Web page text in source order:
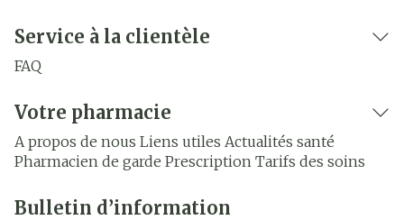
Service à la clientèle
FAQ
Votre pharmacie
A propos de nous Liens utiles Actualités santé
Pharmacien de garde Prescription Tarifs des soins
Bulletin d’information